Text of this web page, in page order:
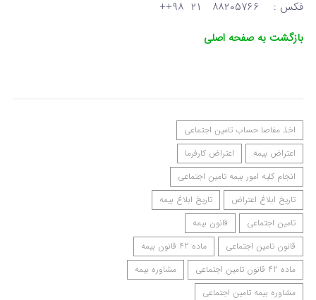
فکس : ۸۸۲۰۵۷۶۶ ۲۱ ۹۸++
بازگشت به صفحه اصلی
اخذ مفاصا حساب تامین اجتماعی
اعتراض بیمه
اعتراض كارفرما
انجام کلیه امور بیمه تامین اجتماعی
تاريخ ابلاغ‌ اعتراض
تاريخ ابلاغ‌ بیمه
تامین اجتماعی
قانون بیمه
قانون تامین اجتماعی
ماده 42 قانون بیمه
ماده 42 قانون تامین اجتماعی
مشاوره بیمه
مشاوره بیمه تامین اجتماعی